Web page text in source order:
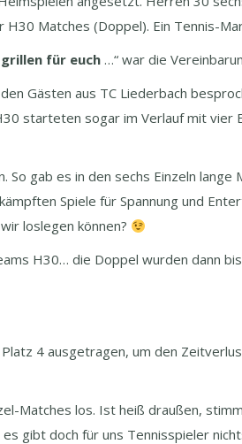
Matches (Doppel). Ein Tennis-
für euch …“ war die
Gästen aus TC Liederbach
starteten sogar im Verlauf mit vier
gab es in den sechs Einzeln
Spiele für Spannung und
loslegen können?
H30… die Doppel wurden dann
4 ausgetragen, um den
Matches los. Ist heiß draußen,
gibt doch für uns Tennisspieler